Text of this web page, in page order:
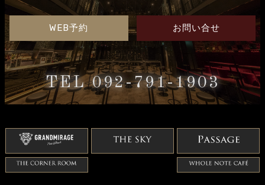
WEB予約 お問い合せ
TEL 092-791-1903